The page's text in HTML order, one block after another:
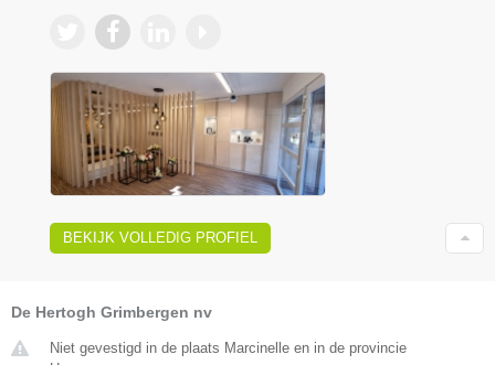
BEKIJK VOLLEDIG PROFIEL
De Hertogh Grimbergen nv
Niet gevestigd in de plaats Marcinelle en in de provincie